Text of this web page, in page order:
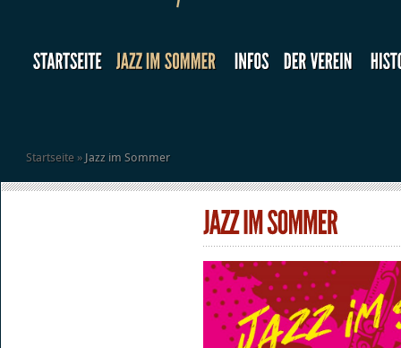
Startseite » Jazz im Sommer